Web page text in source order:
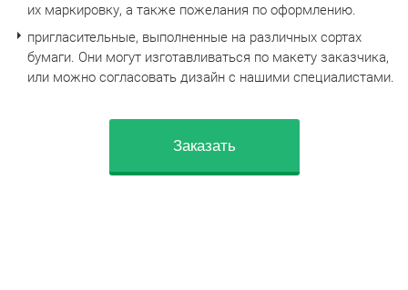
их маркировку, а также пожелания по оформлению.
пригласительные, выполненные на различных сортах
бумаги. Они могут изготавливаться по макету заказчика,
или можно согласовать дизайн с нашими специалистами.
Заказать